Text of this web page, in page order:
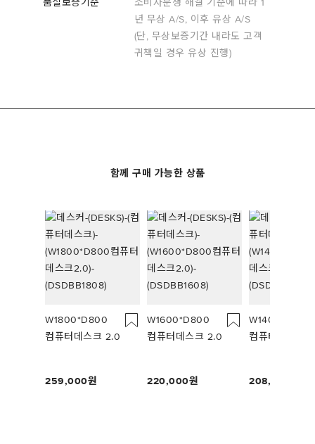
품질보증기준
소비자분쟁 해결 기준에 따라 1
년 무상 A/S, 이후 유상 A/S
(단, 무상보증기간 내라도 고객
귀책일 경우 유상 진행)
함께 구매 가능한 상품
W1800*D800
컴퓨터데스크 2.0
259,000
W1600*D800
컴퓨터데스크 2.0
220,000
W1400*D800
컴퓨터데스크
208,000